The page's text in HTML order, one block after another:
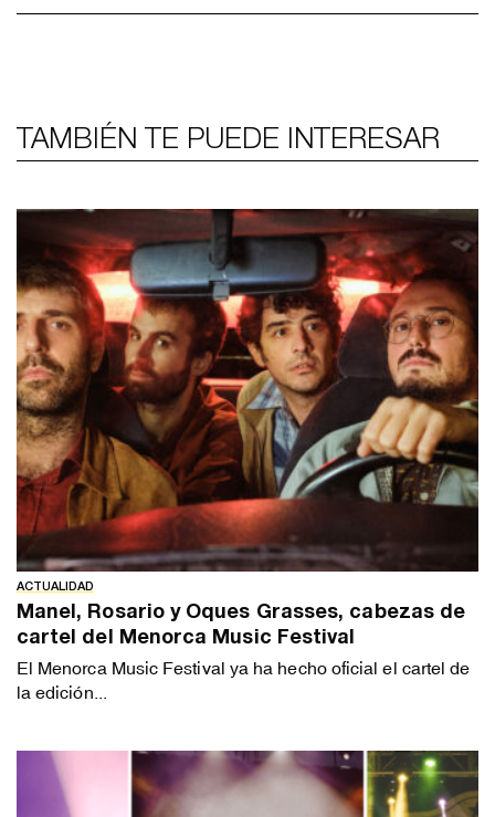
TAMBIÉN TE PUEDE INTERESAR
ACTUALIDAD
Manel, Rosario y Oques Grasses, cabezas de
cartel del Menorca Music Festival
El Menorca Music Festival ya ha hecho oficial el cartel de
la edición...